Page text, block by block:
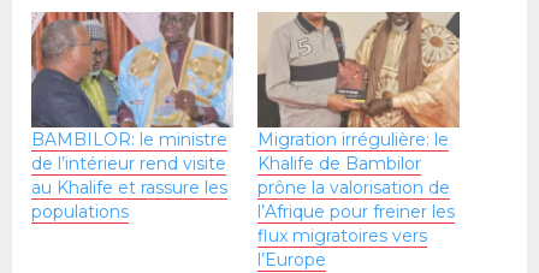
BAMBILOR: le ministre
de l’intérieur rend visite
au Khalife et rassure les
populations
Migration irrégulière: le
Khalife de Bambilor
prône la valorisation de
l’Afrique pour freiner les
flux migratoires vers
l’Europe